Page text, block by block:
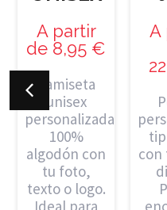
A partir
de 8,95 €
Camiseta
unisex
personalizada
100%
algodón con
tu foto,
texto o logo.
Ideal para
A
con